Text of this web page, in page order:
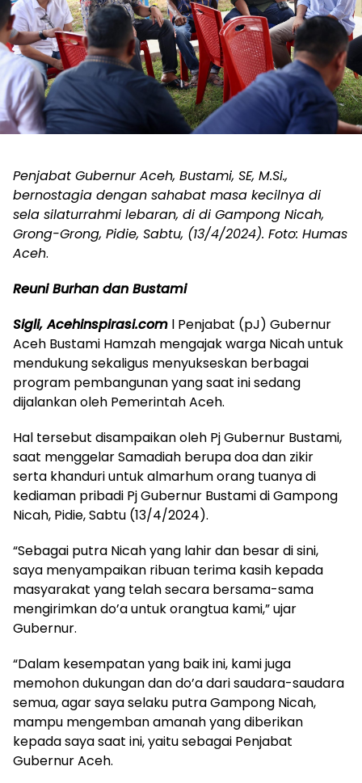
Penjabat Gubernur Aceh, Bustami, SE, M.Si.,
bernostagia dengan sahabat masa kecilnya di
sela silaturrahmi lebaran, di di Gampong Nicah,
Grong-Grong, Pidie, Sabtu, (13/4/2024). Foto: Humas
Aceh.
Reuni Burhan dan Bustami
Sigli, Acehinspirasi.com l Penjabat (pJ) Gubernur
Aceh Bustami Hamzah mengajak warga Nicah untuk
mendukung sekaligus menyukseskan berbagai
program pembangunan yang saat ini sedang
dijalankan oleh Pemerintah Aceh.
Hal tersebut disampaikan oleh Pj Gubernur Bustami,
saat menggelar Samadiah berupa doa dan zikir
serta khanduri untuk almarhum orang tuanya di
kediaman pribadi Pj Gubernur Bustami di Gampong
Nicah, Pidie, Sabtu (13/4/2024).
“Sebagai putra Nicah yang lahir dan besar di sini,
saya menyampaikan ribuan terima kasih kepada
masyarakat yang telah secara bersama-sama
mengirimkan do’a untuk orangtua kami,” ujar
Gubernur.
“Dalam kesempatan yang baik ini, kami juga
memohon dukungan dan do’a dari saudara-saudara
semua, agar saya selaku putra Gampong Nicah,
mampu mengemban amanah yang diberikan
kepada saya saat ini, yaitu sebagai Penjabat
Gubernur Aceh.